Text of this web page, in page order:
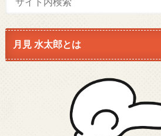
月見 水太郎とは